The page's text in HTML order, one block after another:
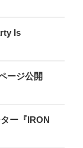
Is
ージ公開
ー『IRON